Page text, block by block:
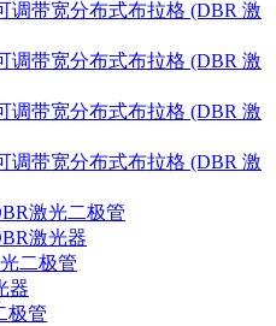
调带宽分布式布拉格 (DBR 激
调带宽分布式布拉格 (DBR 激
调带宽分布式布拉格 (DBR 激
调带宽分布式布拉格 (DBR 激
激光二极管
激光器
二极管
器
极管